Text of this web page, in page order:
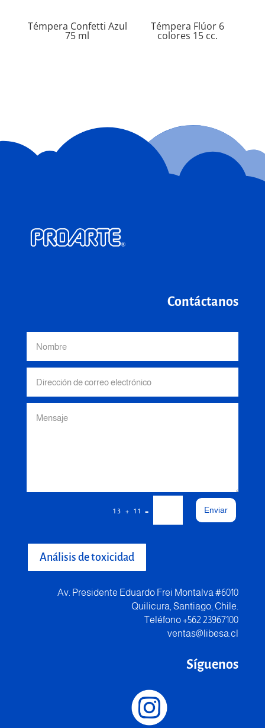
Témpera Confetti Azul
75 ml
Témpera Flúor 6
colores 15 cc.
Contáctanos
13 + 11 = Enviar
Análisis de toxicidad
Av. Presidente Eduardo Frei Montalva #6010
Quilicura, Santiago, Chile.
Teléfono +562 23967100
ventas@libesa.cl
Síguenos